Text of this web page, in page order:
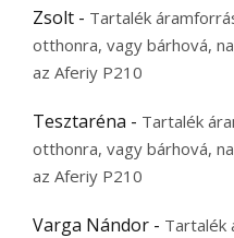
Zsolt - Tartalék
otthonra, vagy bárhová,
az Aferiy P210
Tesztaréna - Tartalék
otthonra, vagy bárhová,
az Aferiy P210
Varga Nándor - Tartalék